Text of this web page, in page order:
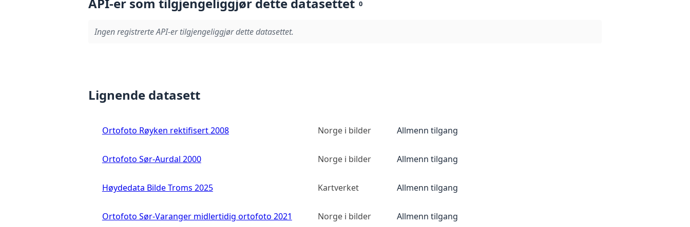
API-er som tilgjengeliggjør dette datasettet 0
Ingen registrerte API-er tilgjengeliggjør dette datasettet.
Lignende datasett
Ortofoto Røyken rektifisert 2008 Norge i bilder Allmenn tilgang
Ortofoto Sør-Aurdal 2000 Norge i bilder Allmenn tilgang
Høydedata Bilde Troms 2025 Kartverket Allmenn tilgang
Ortofoto Sør-Varanger midlertidig ortofoto 2021 Norge i bilder Allmenn tilgang